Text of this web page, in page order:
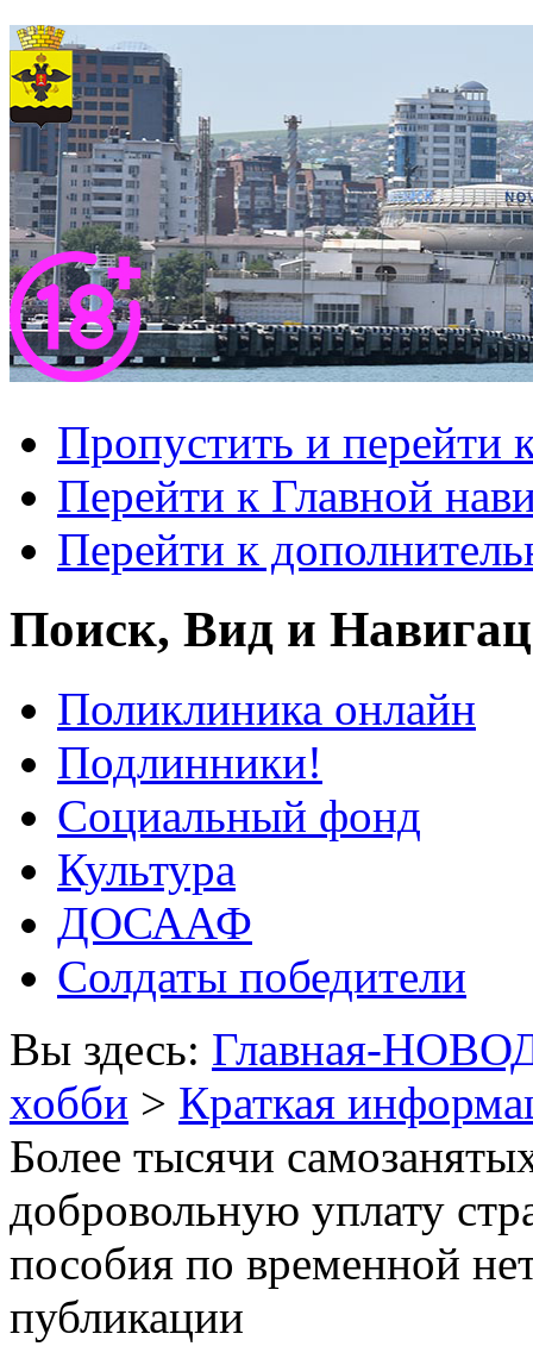
Пропустить и перейти
Перейти к Главной
Перейти к
Поиск, Вид и
Поликлиника онлайн
Подлинники!
Социальный фонд
Культура
ДОСААФ
Солдаты победители
Вы здесь: Главная-
хобби > Краткая
Более тысячи
добровольную уплату
пособия по временной
публикации